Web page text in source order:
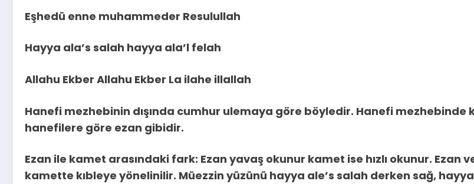
Eşhedü enne muhammeder Resulullah
Hayya ala’s salah hayya ala’l felah
Allahu Ekber Allahu Ekber La ilahe illallah
Hanefi mezhebinin dışında cumhur ulemaya göre böyledir. Hanefi mezhebinde
hanefilere göre ezan gibidir.
Ezan ile kamet arasındaki fark: Ezan yavaş okunur kamet ise hızlı okunur. Ezan
kamette kıbleye yönelinilir. Müezzin yüzünü hayya ale’s salah derken sağ,